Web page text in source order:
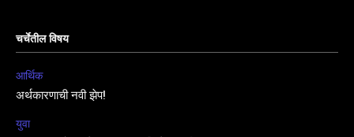
चर्चेतील विषय
आर्थिक
अर्थकारणाची नवी झेप!
युवा